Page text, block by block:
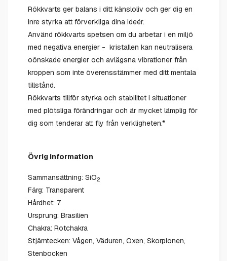
Rökkvarts ger balans i ditt känsloliv och ger dig en
inre styrka att förverkliga dina ideér.
Använd rökkvarts spetsen om du arbetar i en miljö
med negativa energier - kristallen kan neutralisera
oönskade energier och avlägsna vibrationer från
kroppen som inte överensstämmer med ditt mentala
tillstånd.
Rökkvarts tillför styrka och stabilitet i situationer
med plötsliga förändringar och är mycket lämplig för
dig som tenderar att fly från verkligheten.*
Övrig information
Sammansättning: SiO2
Färg: Transparent
Hårdhet: 7
Ursprung: Brasilien
Chakra: Rotchakra
Stjärntecken: Vågen, Väduren, Oxen, Skorpionen,
Stenbocken